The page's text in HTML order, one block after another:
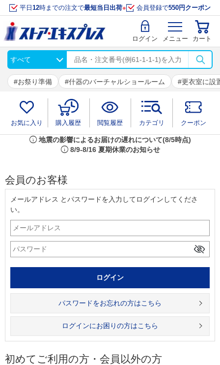
平日 12時までの注文で最短当日出荷※ 会員登録で550円クーポン
ログイン メニュー カート
お祭り準備 什器のバーチャルショールーム 更衣室に設
お気に入り 購入履歴 閲覧履歴 カテゴリ クーポン
info 地震の影響によるお届けの遅れについて(8/5時点)
info 8/9-8/16 夏期休業のお知らせ
会員のお客様
メールアドレス とパスワードを入力してログインしてくださ
い。
パスワードをお忘れの方はこちら
ログインにお困りの方はこちら
初めてご利用の方・会員以外の方